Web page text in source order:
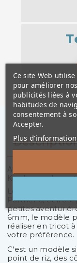
Avec le Kit
Kendra pour les
Le bonnet
Partner 6, et il
petites
6mm, le modèle
réaliser en tricot
votre préférence.
C'est un modèle
point de riz, des
Ce site Web
pour améliorer
publicités liées à
habitudes de
consentement à
Accepter.
Plus